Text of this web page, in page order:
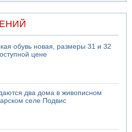
обувь новая, размеры 31 и 32
цене
два дома в живописном
селе Подвис